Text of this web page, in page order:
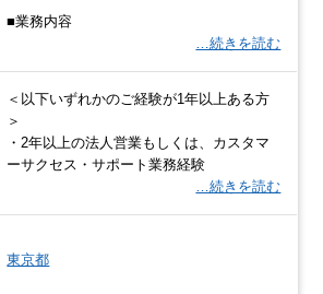
■業務内容
…続きを読む
＜以下いずれかのご経験が1年以上ある方
＞
・2年以上の法人営業もしくは、カスタマ
ーサクセス・サポート業務経験
…続きを読む
東京都